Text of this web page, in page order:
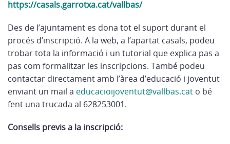
https://casals.garrotxa.cat/vallbas/
Des de l’ajuntament es dona tot el suport durant el
procés d’inscripció. A la web, a l’apartat casals, podeu
trobar tota la informació i un tutorial que explica pas a
pas com formalitzar les inscripcions. També podeu
contactar directament amb l’àrea d’educació i joventut
enviant un mail a educacioijoventut@vallbas.cat o bé
fent una trucada al 628253001.
Consells previs a la inscripció: